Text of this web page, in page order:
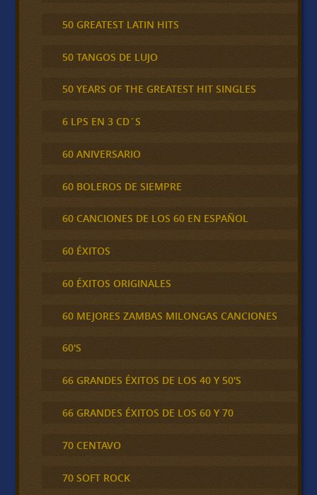
50 GREATEST LATIN HITS
50 TANGOS DE LUJO
50 YEARS OF THE GREATEST HIT SINGLES
6 LPS EN 3 CD´S
60 ANIVERSARIO
60 BOLEROS DE SIEMPRE
60 CANCIONES DE LOS 60 EN ESPAÑOL
60 ÉXITOS
60 ÉXITOS ORIGINALES
60 MEJORES ZAMBAS MILONGAS CANCIONES
60'S
66 GRANDES ÉXITOS DE LOS 40 Y 50'S
66 GRANDES ÉXITOS DE LOS 60 Y 70
70 CENTAVO
70 SOFT ROCK